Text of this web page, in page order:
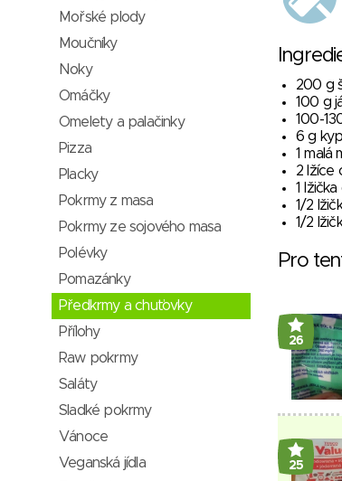
Mořské plody
Moučníky
Noky
Omáčky
Omelety a palačinky
Pizza
Placky
Pokrmy z masa
Pokrmy ze sojového masa
Polévky
Pomazánky
Předkrmy a chuťovky
Přílohy
Raw pokrmy
Saláty
Sladké pokrmy
Vánoce
Veganská jídla
200 g
100 g
100-
6 g
1 malá
2 lžíce
1
1/2
1/2
Pro
26
25